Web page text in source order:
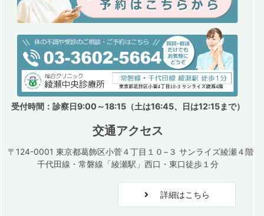
受付時間：診察日9:00～18:15（土は16:45、日は12:15まで）
交通アクセス
〒124-0001 東京都葛飾区小菅４丁目１０−３ サンライズ綾瀬４階
千代田線・常磐線「綾瀬駅」西口・東口徒歩１分
詳細はこちら